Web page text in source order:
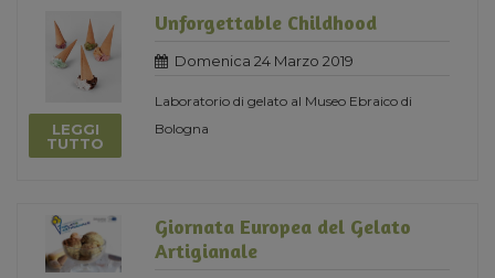
LEGGI
TUTTO
Unforgettable Childhood
Domenica 24 Marzo 2019
Laboratorio di gelato al Museo Ebraico di
Bologna
Giornata Europea del Gelato
Artigianale